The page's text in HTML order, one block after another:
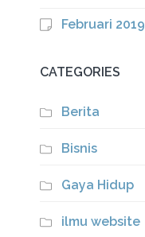
Februari 2019
CATEGORIES
Berita
Bisnis
Gaya Hidup
ilmu website